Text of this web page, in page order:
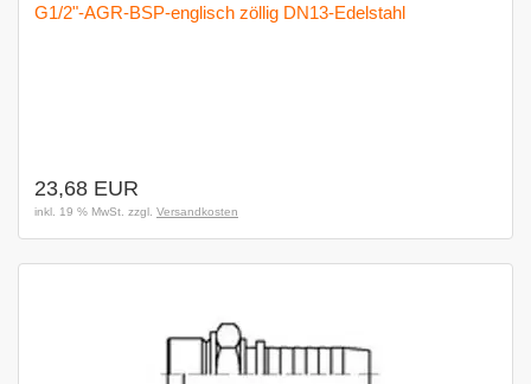
G1/2"-AGR-BSP-englisch zöllig DN13-Edelstahl
23,68 EUR
inkl. 19 % MwSt. zzgl. Versandkosten